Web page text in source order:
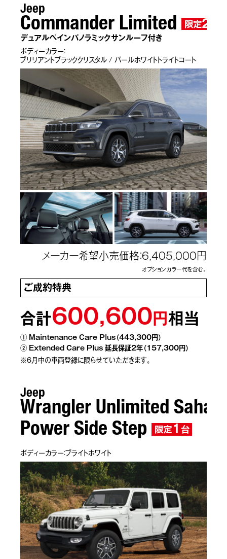
Jeep
Commander Limited 限定2
デュアルペインパノラミックサンルーフ付き
ボディーカラー：
ブリリアントブラッククリスタル / パールホワイトトライトコート
メーカー希望小売価格：6,405,000円
オプションカラー代を含む。
ご成約特典
合計600,600 円相当
① Maintenance Care Plus（443,300円）
② Extended Care Plus 延長保証2年（157,300円）
※6月中の車両登録に限らせていただきます。
Jeep
Wrangler Unlimited
Power Side Step 限定1 台
ボディーカラー：ブライトホワイト